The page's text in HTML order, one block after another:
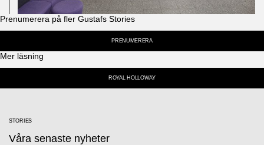
Prenumerera på fler Gustafs Stories
PRENUMERERA
Mer läsning
ROYAL HOLLOWAY
STORIES
Våra senaste nyheter